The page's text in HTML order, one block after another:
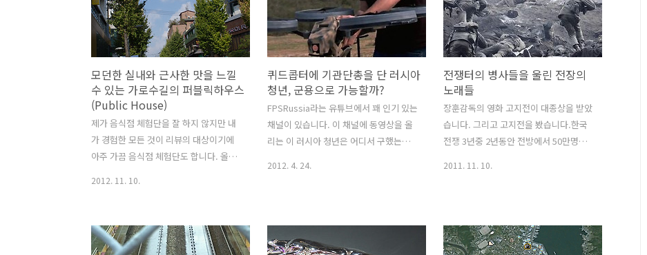
속 촬영 영상으로 담은 필름이 55년 만에
미국 정부가 기밀 해제를 했습니다. 이중
일부가 유튜브에 공개 되었습니다.
https://www.youtube.com/playlist?
list=PLvGO_dWo8VfcmG166wKRy5z-
GlJ_OQND5에 공개된 영상들은 무시무
시한 영상들이 많습니다. 미국이 1945년
7월 16일 첫 핵실험을 실시한 후에 소..
체코 맥주라고 합니다. 체코 맥주를 세계
에서 최고로 알아주고 그 다음이 독일이
라고 하는데 체코 여행가면 꼭 체코 흑맥
주를 마셔보라고 권하더군요. 그런데 체
코에서는 어떤 맥주 브랜드가 시장 점유
율 1위일까요? 맥주 잡지인 Vinepair는
세계 각국의 인기 맥주 브랜드를 지도로
소개하고 있습니다. 자료는 아주 정확..
피숍과 음식점들이 계속 늘어가고 있습니
다. 2008년도에 처음 찾아갔을 때는 주로
옷가게들이 많았습니다. S모드라는 패션
학교 출신 학생들이 유학을 갔다온 후에
이 가로수길에 자신의 이름을 건 브랜드
샾을 오픈 했고 이런 개인 브랜드샾 옷가
게가 흥미로워서 많은 특히 젊은 여자분
들이 많아 찾았습니다. 그런데 지금은 옷
가..
모던한 실내와 근사한 맛을 느낄
수 있는 가로수길의 퍼블릭하우스
(Public House)
제가 음식점 체험단을 잘 하지 않지만 내
가 경험한 모든 것이 리뷰의 대상이기에
아주 가끔 음식점 체험단도 합니다. 올포
요즘 가장 핫한 거리가 바로 가로수길입
니다. 제가 이 곳을 처음 간 것이 2008년
2012. 11. 10.
퀴드콥터에 기관단총을 단 러시아
청년, 군용으로 가능할까?
FPSRussia라는 유튜브에서 꽤 인기 있는
채널이 있습니다. 이 채널에 동영상을 올
리는 이 러시아 청년은 어디서 구했는지
죠. 4발의 로터로 인해 조정이 쉽고 안정
성도 무척 뛰어납니다. 그런데 이 쿼드콥
2012. 4. 24.
전쟁터의 병사들을 울린 전장의
노래들
장훈감독의 영화 고지전이 대종상을 받았
습니다. 그리고 고지전을 봤습니다.한국
전쟁 3년중 2년동안 전방에서 50만명의
니다. 영화에서 신병이 부른 '전선야곡'이
남과 북측 모든 병사들이 함께 부르는 장
2011. 11. 10.